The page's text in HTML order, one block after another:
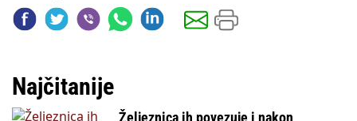
Najčitanije
Željeznica ih povezuje i nakon